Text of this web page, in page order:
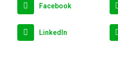
Facebook
LinkedIn